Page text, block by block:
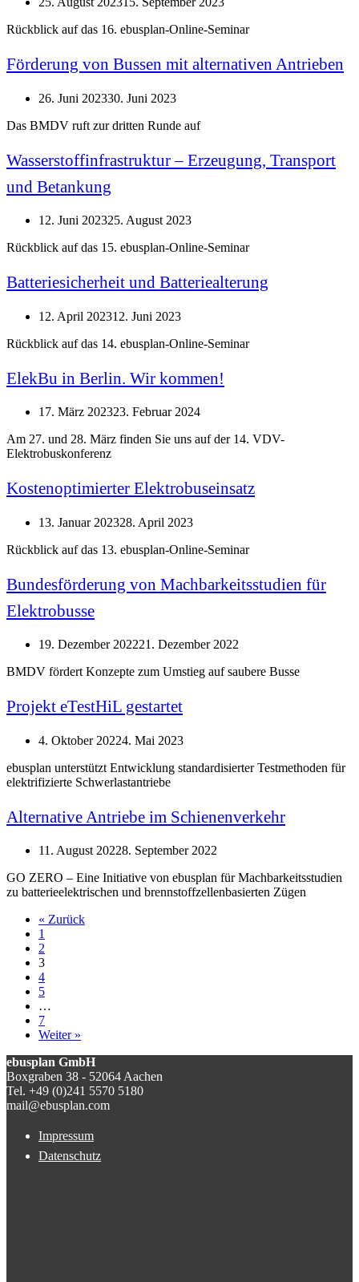
Rückblick auf das 16. ebusplan-Online-Seminar
Förderung von Bussen mit alternativen Antrieben
26. Juni 202330. Juni 2023
Das BMDV ruft zur dritten Runde auf
Wasserstoffinfrastruktur – Erzeugung, Transport
und Betankung
12. Juni 202325. August 2023
Rückblick auf das 15. ebusplan-Online-Seminar
Batteriesicherheit und Batteriealterung
12. April 202312. Juni 2023
Rückblick auf das 14. ebusplan-Online-Seminar
ElekBu in Berlin. Wir kommen!
17. März 202323. Februar 2024
Am 27. und 28. März finden Sie uns auf der 14. VDV-
Elektrobuskonferenz
Kostenoptimierter Elektrobuseinsatz
13. Januar 202328. April 2023
Rückblick auf das 13. ebusplan-Online-Seminar
Bundesförderung von Machbarkeitsstudien für
Elektrobusse
19. Dezember 202221. Dezember 2022
BMDV fördert Konzepte zum Umstieg auf saubere Busse
Projekt eTestHiL gestartet
4. Oktober 20224. Mai 2023
ebusplan unterstützt Entwicklung standardisierter Testmethoden für
elektrifizierte Schwerlastantriebe
Alternative Antriebe im Schienenverkehr
11. August 20228. September 2022
GO ZERO – Eine Initiative von ebusplan für Machbarkeitsstudien
zu batterieelektrischen und brennstoffzellenbasierten Zügen
« Zurück
1
2
3
4
5
…
7
Weiter »
ebusplan GmbH
Boxgraben 38 - 52064 Aachen
Tel. +49 (0)241 5570 5180
mail@ebusplan.com
Impressum
Datenschutz